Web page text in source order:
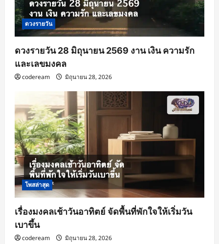
ดวงรายวัน
ดวงรายวัน 28 มิถุนายน 2569 งาน เงิน ความรัก
และเลขมงคล
codeream มิถุนายน 28, 2026
โพสล่าสุด
เรื่องมงคลเช้าวันอาทิตย์ จัดพื้นที่พักใจให้เริ่มวัน
เบาขึ้น
codeream มิถุนายน 28, 2026